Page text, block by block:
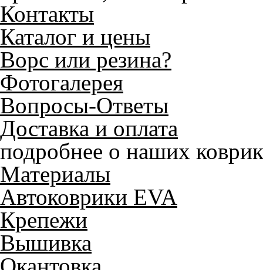
Контакты
Каталог и цены
Ворс или резина?
Фотогалерея
Вопросы-Ответы
Доставка и оплата
подробнее о наших
Материалы
Автоковрики EVA
Крепежи
Вышивка